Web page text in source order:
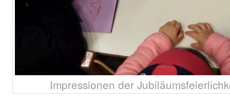
Impressionen der